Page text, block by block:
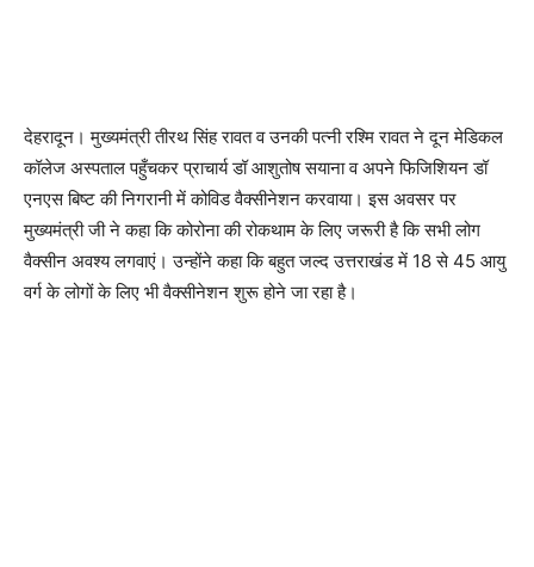
देहरादून। मुख्यमंत्री तीरथ सिंह रावत व उनकी पत्नी रश्मि रावत ने दून मेडिकल
कॉलेज अस्पताल पहुँचकर प्राचार्य डॉ आशुतोष सयाना व अपने फिजिशियन डॉ
एनएस बिष्ट की निगरानी में कोविड वैक्सीनेशन करवाया। इस अवसर पर
मुख्यमंत्री जी ने कहा कि कोरोना की रोकथाम के लिए जरूरी है कि सभी लोग
वैक्सीन अवश्य लगवाएं। उन्होंने कहा कि बहुत जल्द उत्तराखंड में 18 से 45 आयु
वर्ग के लोगों के लिए भी वैक्सीनेशन शुरू होने जा रहा है।